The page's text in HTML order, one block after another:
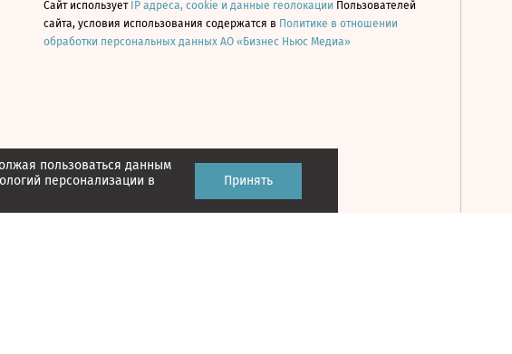
пользоваться данным
персонализации в
Принять
Сайт использует IP адреса, cookie и данные геолокации Пользователей
сайта, условия использования содержатся в Политике в отношении
обработки персональных данных АО «Бизнес Ньюс Медиа»